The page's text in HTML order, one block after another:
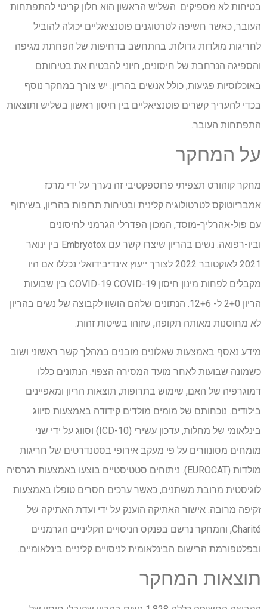
בטיחות לא מספיקים. השליש הראשון הוא חלון קריטי להתפתחות
העובר, כאשר חשיפה לטרטוגנים פוטנציאליים יכולה להוביל
לחריגות מולדות גדולות. בהתחשב בדחיפות של הפחתת מגיפה
והספיגה הנרחבת של חיסונים, חיוני להבטיח את בטיחותם
באוכלוסיות פגיעות, כולל אנשים בהריון. יש צורך במחקר נוסף
בכדי להעריך קשרים פוטנציאליים בין חיסון ראשון בשליש ותוצאות
התפתחות העובר.
על המחקר
מחקר קוהורט תצפיתי פרוספקטיבי זה נערך על ידי מרכז
אמבריוטוקס לטרטולוגיה קלינית ובטיחות תרופות בהריון, בשיתוף
עם פול-אהרליך-מוסד, המכון הפדרלי הגרמני לחיסונים
וביו-רפואה. נשים בהריון שיצרו קשר עם Embryotox בין ינואר
2021 לאוקטובר 2022 לצורך ייעוץ אינדיבידואלי נכללו אם היו
מקבלים לפחות מינון חיסון COVID-19 COVID-19 בין שבועות
הריון 2+0 ל- 12+6. הנתונים שלהם הושוו לקבוצה של נשים בהריון
לא מחוסנות מאותה תקופה, שזוהו בשיטות זהות.
מידע נאסף באמצעות שאלונים מובנים במהלך קשר ראשוני ושוב
כשמונה שבועות לאחר מועד המסירה הצפוי. הנתונים כללו
דמוגרפיה של האם, שימוש בתרופות, תוצאות הריון ומאפיינים
בילודים. נוכחותם של מומים מולדים קידודה באמצעות סיווג
בינלאומי של מחלות, עדכון עשירי (ICD-10) וסווג על ידי שני
מומחים מסונוורים על פי מעקב אירופי בסטנדרטים של חריגות
מולדות (EUROCAT). ניתוחים סטטיסטיים בוצעו באמצעות רגרסיה
לוגיסטית מרובת משתנים, כאשר ערכים חסרים טופלו באמצעות
זקיפה מרובה. אישור האתיקה הוענק על ידי ועדת האתיקה של
Charité, והמחקר נרשם בפנקס הניסויים הקליניים הגרמניים
ובפלטפורמת הרישום הבינלאומית לניסויים קליניים בינלאומיים.
תוצאות המחקר